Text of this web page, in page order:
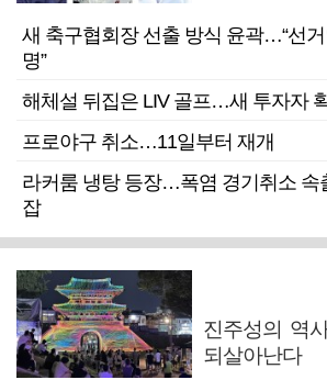
새 축구협회장 선출 방식 윤곽…“선
명”
해체설 뒤집은 LIV 골프…새 투자자 확
프로야구 취소…11일부터 재개
라커룸 냉탕 등장…폭염 경기취소 속
잡
진주성의 역
되살아난다